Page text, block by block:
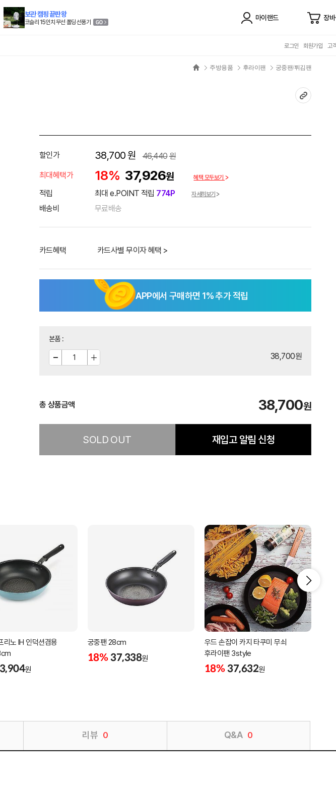
보관 캠핑 끝판왕
코슬리 15인치 무선 폴딩 선풍기
마이랜드 장
로그인 회원가입 고
주방용품 후라이팬 궁중팬/튀김팬
할인가 38,700원 46,440원
최대혜택가
18% 37,926원 혜택 모두보기
적립 최대 e.POINT 적립 774P 자세히보기
배송비 무료배송
카드혜택 카드사별 무이자 혜택 >
APP에서 구매하면 1% 추가 적립
본품:
38,700원
총 상품금액 38,700원
SOLD OUT 재입고 알림 신청
리노 IH 인덕션겸용
원
궁중팬 28cm
18% 37,338원
우드 손잡이 카지 타쿠미 무쇠
후라이팬 3style
18% 37,632원
리뷰 0 Q&A 0